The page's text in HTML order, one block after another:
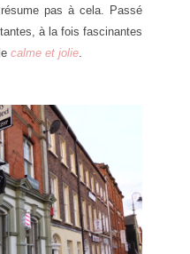
pas à cela. Passé
à la fois fascinantes
calme et jolie.